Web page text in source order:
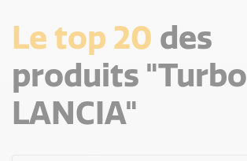
Le top 20 des
produits "Turbo
LANCIA"